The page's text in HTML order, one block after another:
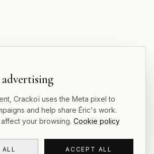
Crackoï uses the Meta pixel to
and help share Éric's work.
your browsing. Cookie policy
ALL ACCEPT ALL